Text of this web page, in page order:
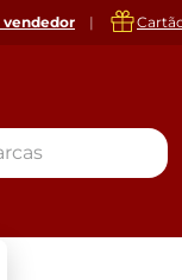
vendedor |